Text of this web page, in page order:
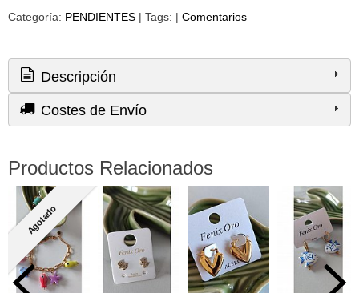
Categoría: PENDIENTES | Tags: | Comentarios
Descripción
Costes de Envío
Productos Relacionados
Agotado